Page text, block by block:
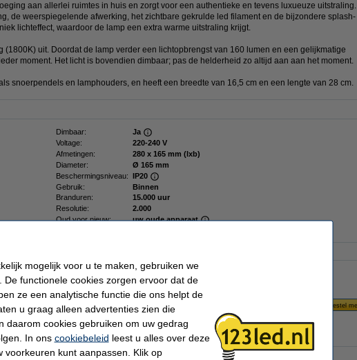
aan allerlei ruimtes in huis en zorgt voor een authentieke en tevens luxueuze uitstraling.
de weerspiegelende afwerking, het zichtbare gekrulde led filament en de bijzondere splash-
lichteffect, waardoor de lamp een extra warme uitstraling krijgt.
(1800K) uit. Doordat de lamp verder een lichtopbrengst van 160 lumen en een gelijkmatige
moment. Het licht is bovendien dimbaar; pas de helderheid zo altijd aan aan het moment.
snoerpendels en lamphouders, en heeft een breedte van 16,5 cm en een lengte van 28 cm.
Dimbaar:
Ja
Voltage:
220-240 V
Afmetingen:
280 x 165 mm (lxb)
Diameter:
Ø 165 mm
Beschermingsniveau: IP20
Gebruik:
Binnen
Branduren:
15.000 uur
Resolutie:
2.000
Oud voor nieuw:
uw oude apparaat
mogelijk voor u te maken, gebruiken we
functionele cookies zorgen ervoor dat de
ze een analytische functie die ons helpt de
u graag alleen advertenties zien die
daarom cookies gebruiken om uw gedrag
In ons cookiebeleid leest u alles over deze
kunt aanpassen. Klik op